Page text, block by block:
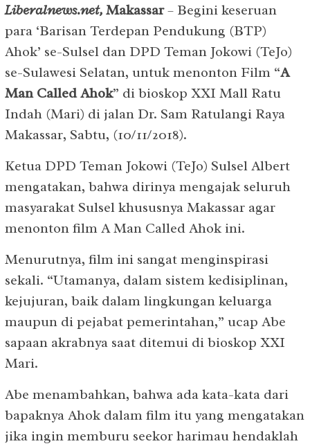
Liberalnews.net, Makassar– Begini keseruan
para ‘Barisan Terdepan Pendukung (BTP)
Ahok’ se-Sulsel dan DPD Teman Jokowi (TeJo)
se-Sulawesi Selatan, untuk menonton Film “A
Man Called Ahok” di bioskop XXI Mall Ratu
Indah (Mari) di jalan Dr. Sam Ratulangi Raya
Makassar, Sabtu, (10/11/2018).
Ketua DPD Teman Jokowi (TeJo) Sulsel Albert
mengatakan, bahwa dirinya mengajak seluruh
masyarakat Sulsel khususnya Makassar agar
menonton film A Man Called Ahok ini.
Menurutnya, film ini sangat menginspirasi
sekali. “Utamanya, dalam sistem kedisiplinan,
kejujuran, baik dalam lingkungan keluarga
maupun di pejabat pemerintahan,” ucap Abe
sapaan akrabnya saat ditemui di bioskop XXI
Mari.
Abe menambahkan, bahwa ada kata-kata dari
bapaknya Ahok dalam film itu yang mengatakan
jika ingin memburu seekor harimau hendaklah